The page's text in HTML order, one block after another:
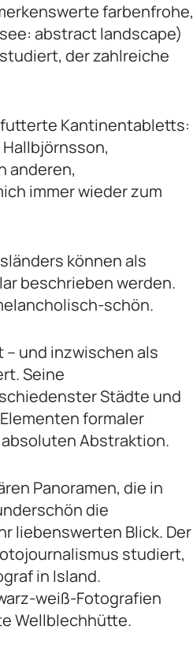
farbenfrohe,
abstract landscape)
der zahlreiche
Kantinentabletts:
anderen,
immer wieder zum
können als
beschrieben werden.
schön.
und inzwischen als
Seine
Städte und
formaler
Abstraktion.
Panoramen, die in
die
liebenswerten Blick. Der
studiert,
in Island.
weiß-Fotografien
Wellblechhütte.